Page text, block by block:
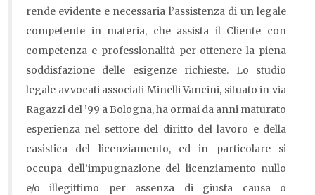
rende evidente e necessaria l’assistenza di un legale
competente in materia, che assista il Cliente con
competenza e professionalità per ottenere la piena
soddisfazione delle esigenze richieste. Lo studio
legale avvocati associati Minelli Vancini, situato in via
Ragazzi del ’99 a Bologna, ha ormai da anni maturato
esperienza nel settore del diritto del lavoro e della
casistica del licenziamento, ed in particolare si
occupa dell’impugnazione del licenziamento nullo
e/o illegittimo per assenza di giusta causa o